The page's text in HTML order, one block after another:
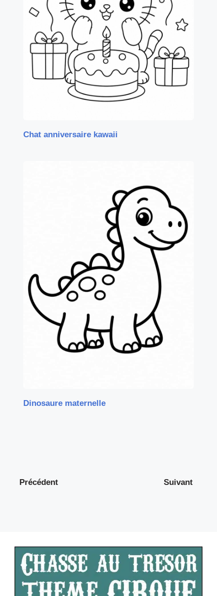
Chat anniversaire kawaii
Dinosaure maternelle
Précédent Suivant